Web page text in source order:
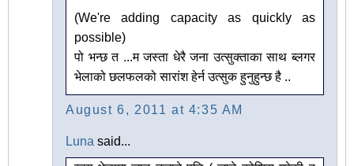
(We're adding capacity as quickly as
possible)
पो भन्छ त ...म जस्ता धेरै जना उत्सुक्ताका साथ ब्लगर
भेलाको छलफलको सारांश हेर्न उत्सुक हुनुहुन्छ है ..
August 6, 2011 at 4:35 AM
Luna said...